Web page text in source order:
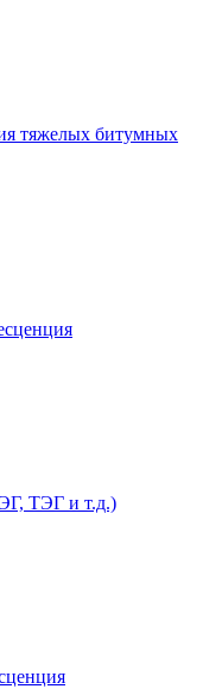
тяжелых битумных
ТЭГ и т.д.)